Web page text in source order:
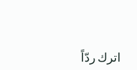
اترك ردّاً